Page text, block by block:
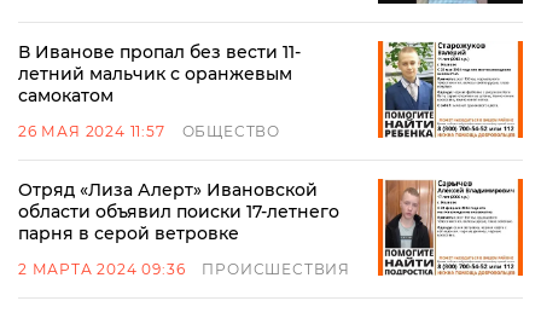
В Иванове пропал без вести 11-
летний мальчик с оранжевым
самокатом
26 МАЯ 2024 11:57 ОБЩЕСТВО
Отряд «Лиза Алерт» Ивановской
области объявил поиски 17-летнего
парня в серой ветровке
2 МАРТА 2024 09:36 ПРОИСШЕСТВИЯ